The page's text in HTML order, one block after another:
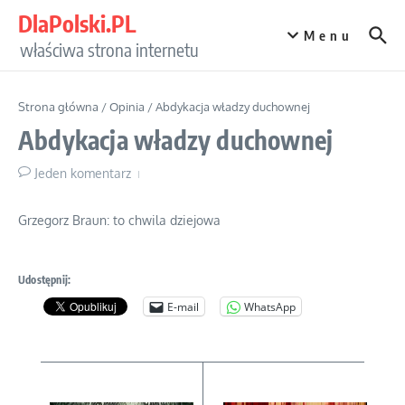
DlaPolski.PL
właściwa strona internetu
Menu
Strona główna /Opinia /Abdykacja władzy duchownej
Abdykacja władzy duchownej
Jeden komentarz
Grzegorz Braun: to chwila dziejowa
Udostępnij:
E-mail WhatsApp